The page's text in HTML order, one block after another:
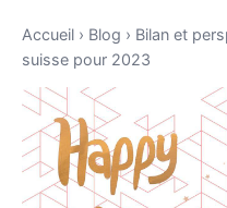
Accueil › Blog › Bilan et
suisse pour 2023